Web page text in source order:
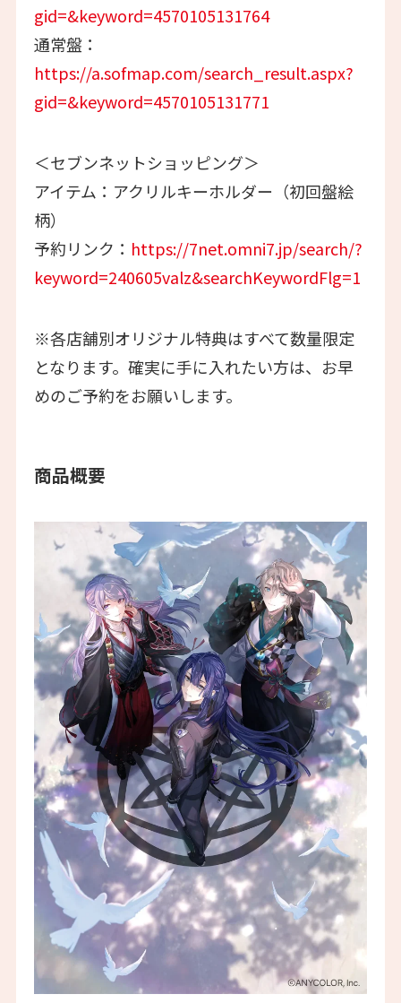
gid=&keyword=4570105131764
通常盤：
https://a.sofmap.com/search_result.aspx?
gid=&keyword=4570105131771
＜セブンネットショッピング＞
アイテム：アクリルキーホルダー（初回盤絵
柄）
予約リンク： https://7net.omni7.jp/search/?
keyword=240605valz&searchKeywordFlg=1
※各店舗別オリジナル特典はすべて数量限定
となります。確実に手に入れたい方は、お早
めのご予約をお願いします。
商品概要